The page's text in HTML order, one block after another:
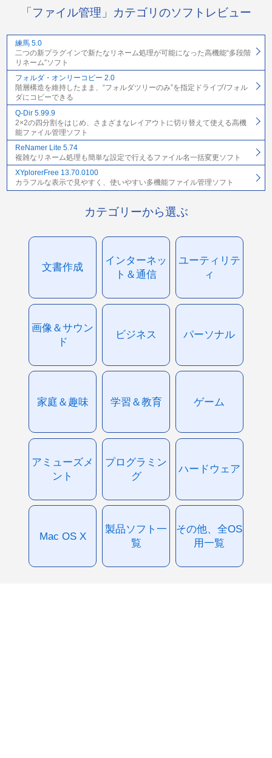
「ファイル管理」カテゴリのソフトレビュー
練馬 5.0
二つの新プラグインで新たなリネーム処理が可能になった高機能“多段階
リネーム”ソフト
フォルダ・オンリーコピー 2.0
階層構造を維持したまま、“フォルダツリーのみ”を指定ドライブ/フォル
ダにコピーできる
Q-Dir 5.99.9
2×2の四分割をはじめ、さまざまなレイアウトに切り替えて使える高機
能ファイル管理ソフト
ReNamer Lite 5.74
複雑なリネーム処理も簡単な設定で行えるファイル名一括変更ソフト
XYplorerFree 13.70.0100
カラフルな表示で見やすく、使いやすい多機能ファイル管理ソフト
カテゴリーから選ぶ
文書作成
インターネッ
ト＆通信
ユーティリテ
ィ
画像＆サウン
ド
ビジネス パーソナル
家庭＆趣味 学習＆教育 ゲーム
アミューズメ
ント
プログラミン
グ
ハードウェア
Mac OS X
製品ソフト一
覧
その他、全OS
用一覧